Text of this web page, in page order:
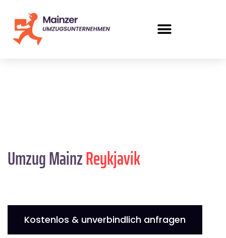
Umzug MainzReykjavik
Kostenlos & unverbindlich anfragen